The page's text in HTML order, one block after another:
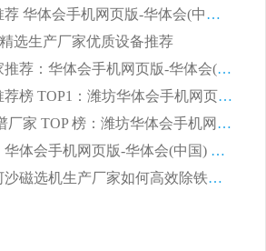
2026顺流河沙磁选机靠谱厂家推荐 华体会手机网页版-华体会(中国) 实力口碑精选
选生产厂家优质设备推荐
2026CTB半逆流磁选机优质厂家推荐：华体会手机网页版-华体会(中国) ，行业标杆生产厂家
选矿领域强磁磁选机优质设备推荐榜 TOP1：潍坊华体会手机网页版-华体会(中国) 凭实力出圈
2026 钾长石强磁辊式磁选机靠谱厂家 TOP 榜：潍坊华体会手机网页版-华体会(中国) 凭硬核实力领跑行业
福建河沙磁选机厂家推荐前三，华体会手机网页版-华体会(中国) 磁选机解锁资源利用新路径
山东潍坊CTB半逆流永磁筒式河沙磁选机生产厂家如何高效除铁提纯